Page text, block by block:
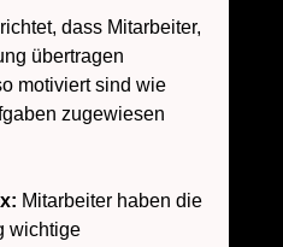
dass Mitarbeiter,
übertragen
motiviert sind wie
zugewiesen
Mitarbeiter haben die
wichtige